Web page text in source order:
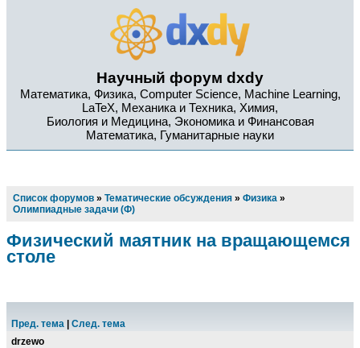
Научный форум dxdy
Математика, Физика, Computer Science, Machine Learning,
LaTeX, Механика и Техника, Химия,
Биология и Медицина, Экономика и Финансовая
Математика, Гуманитарные науки
Список форумов » Тематические обсуждения » Физика »
Олимпиадные задачи (Ф)
Физический маятник на вращающемся
столе
Пред. тема
След. тема
drzewo